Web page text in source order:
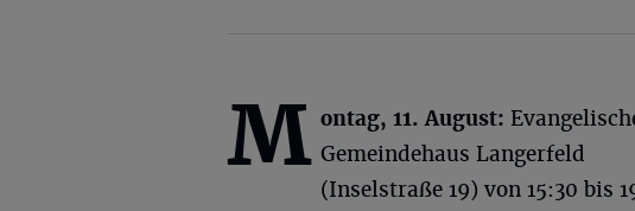
M ontag, 11. August:
Gemeindehaus Langerfeld
(Inselstraße 19) von 15:30 bis